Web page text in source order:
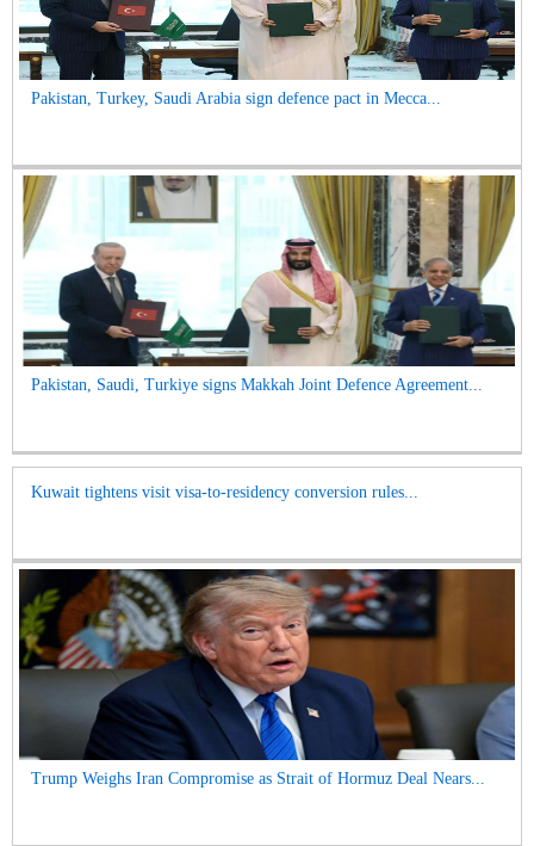
Pakistan, Turkey, Saudi Arabia sign defence pact in Mecca...
Pakistan, Saudi, Turkiye signs Makkah Joint Defence Agreement...
Kuwait tightens visit visa-to-residency conversion rules...
Trump Weighs Iran Compromise as Strait of Hormuz Deal Nears...